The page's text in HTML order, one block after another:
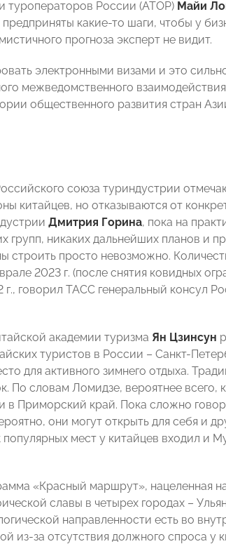
туроператоров России (АТОР) Майи
какие-то шаги, чтобы у
прогноза эксперт не видит.
электронными визами и это
межведомственного
общественного развития стран
союза туриндустрии
китайцев, но отказываются от
Дмитрия Горина, пока на
никаких дальнейших планов и
строить просто невозможно.
2023 г. (после снятия ковидных
говорил ТАСС генеральный консул
академии туризма Ян Цзинсун
туристов в России – Санкт-
для активного зимнего отдыха.
По словам Ломидзе, вероятнее всего,
в Приморский край. Пока сложно
они могут открыть для себя и
мест у китайцев входил и
«Красный маршрут», нацеленная
славы в четырех городах –
направленности есть во
из-за отсутствия должного спроса у